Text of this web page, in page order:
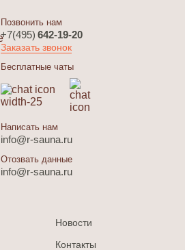
Позвонить нам
+7(495) 642-19-20
Заказать звонок
Бесплатные чаты
Написать нам
info@r-sauna.ru
Отозвать данные
info@r-sauna.ru
Новости
Контакты